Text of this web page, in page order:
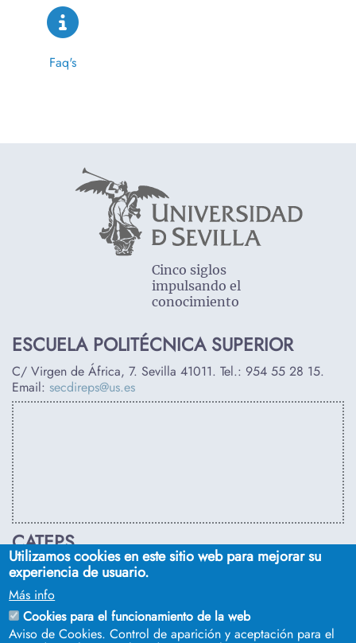
Faq's
Cinco siglos
impulsando el
conocimiento
ESCUELA POLITÉCNICA SUPERIOR
C/ Virgen de África, 7. Sevilla 41011. Tel.: 954 55 28 15.
Email: secdireps@us.es
CATEPS
C/ Euclides, s/n. Sevilla 41092. Tel.: 955 42 03 53
secdireps@us.es
Utilizamos cookies en este sitio web para mejorar su
experiencia de usuario.
Más info
Cookies para el funcionamiento de la web
Aviso de Cookies. Control de aparición y aceptación para el